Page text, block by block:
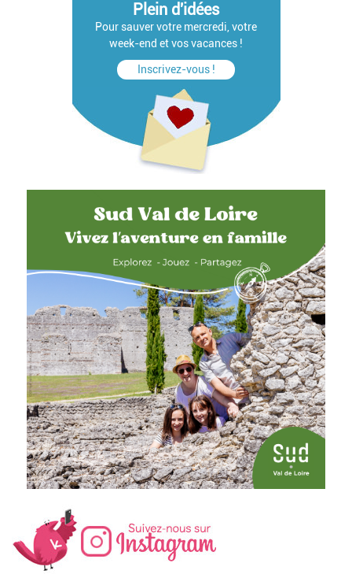
Plein d'idées
Pour sauver votre mercredi, votre
week-end et vos vacances !
Inscrivez-vous !